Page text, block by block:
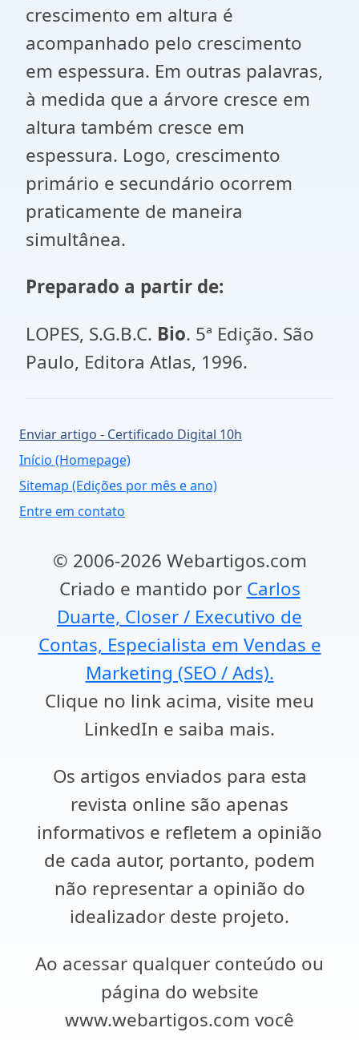
crescimento em altura é
acompanhado pelo crescimento
em espessura. Em outras palavras,
à medida que a árvore cresce em
altura também cresce em
espessura. Logo, crescimento
primário e secundário ocorrem
praticamente de maneira
simultânea.
Preparado a partir de:
LOPES, S.G.B.C. Bio. 5ª Edição. São
Paulo, Editora Atlas, 1996.
Enviar artigo - Certificado Digital 10h
Início (Homepage)
Sitemap (Edições por mês e ano)
Entre em contato
© 2006-2026 Webartigos.com
Criado e mantido por Carlos
Duarte, Closer / Executivo de
Contas, Especialista em Vendas e
Marketing (SEO / Ads).
Clique no link acima, visite meu
LinkedIn e saiba mais.
Os artigos enviados para esta
revista online são apenas
informativos e refletem a opinião
de cada autor, portanto, podem
não representar a opinião do
idealizador deste projeto.
Ao acessar qualquer conteúdo ou
página do website
www.webartigos.com você